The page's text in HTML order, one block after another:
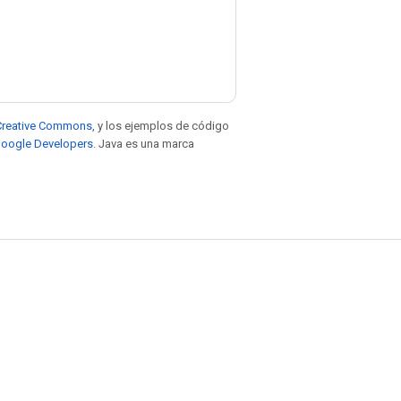
Commons , y los ejemplos de código
Developers . Java es una marca